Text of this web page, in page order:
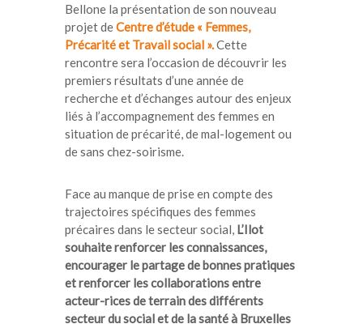
Bellone la présentation de son nouveau
projet deCentre d’étude « Femmes,
Précarité et Travail social ».Cette
rencontre sera l’occasion de découvrir les
premiers résultats d’une année de
recherche et d’échanges autour des enjeux
liés à l’accompagnement des femmes en
situation de précarité, demal-logementou
desans chez-soirisme.
Face au manque de prise en compte des
trajectoires spécifiques des femmes
précaires dans le secteur social, L’Ilot
souhaite renforcer les connaissances,
encourager le partage de bonnes pratiques
et renforcer les collaborations entre
acteur-rices de terrain des différents
secteur du social et de la santé à Bruxelles